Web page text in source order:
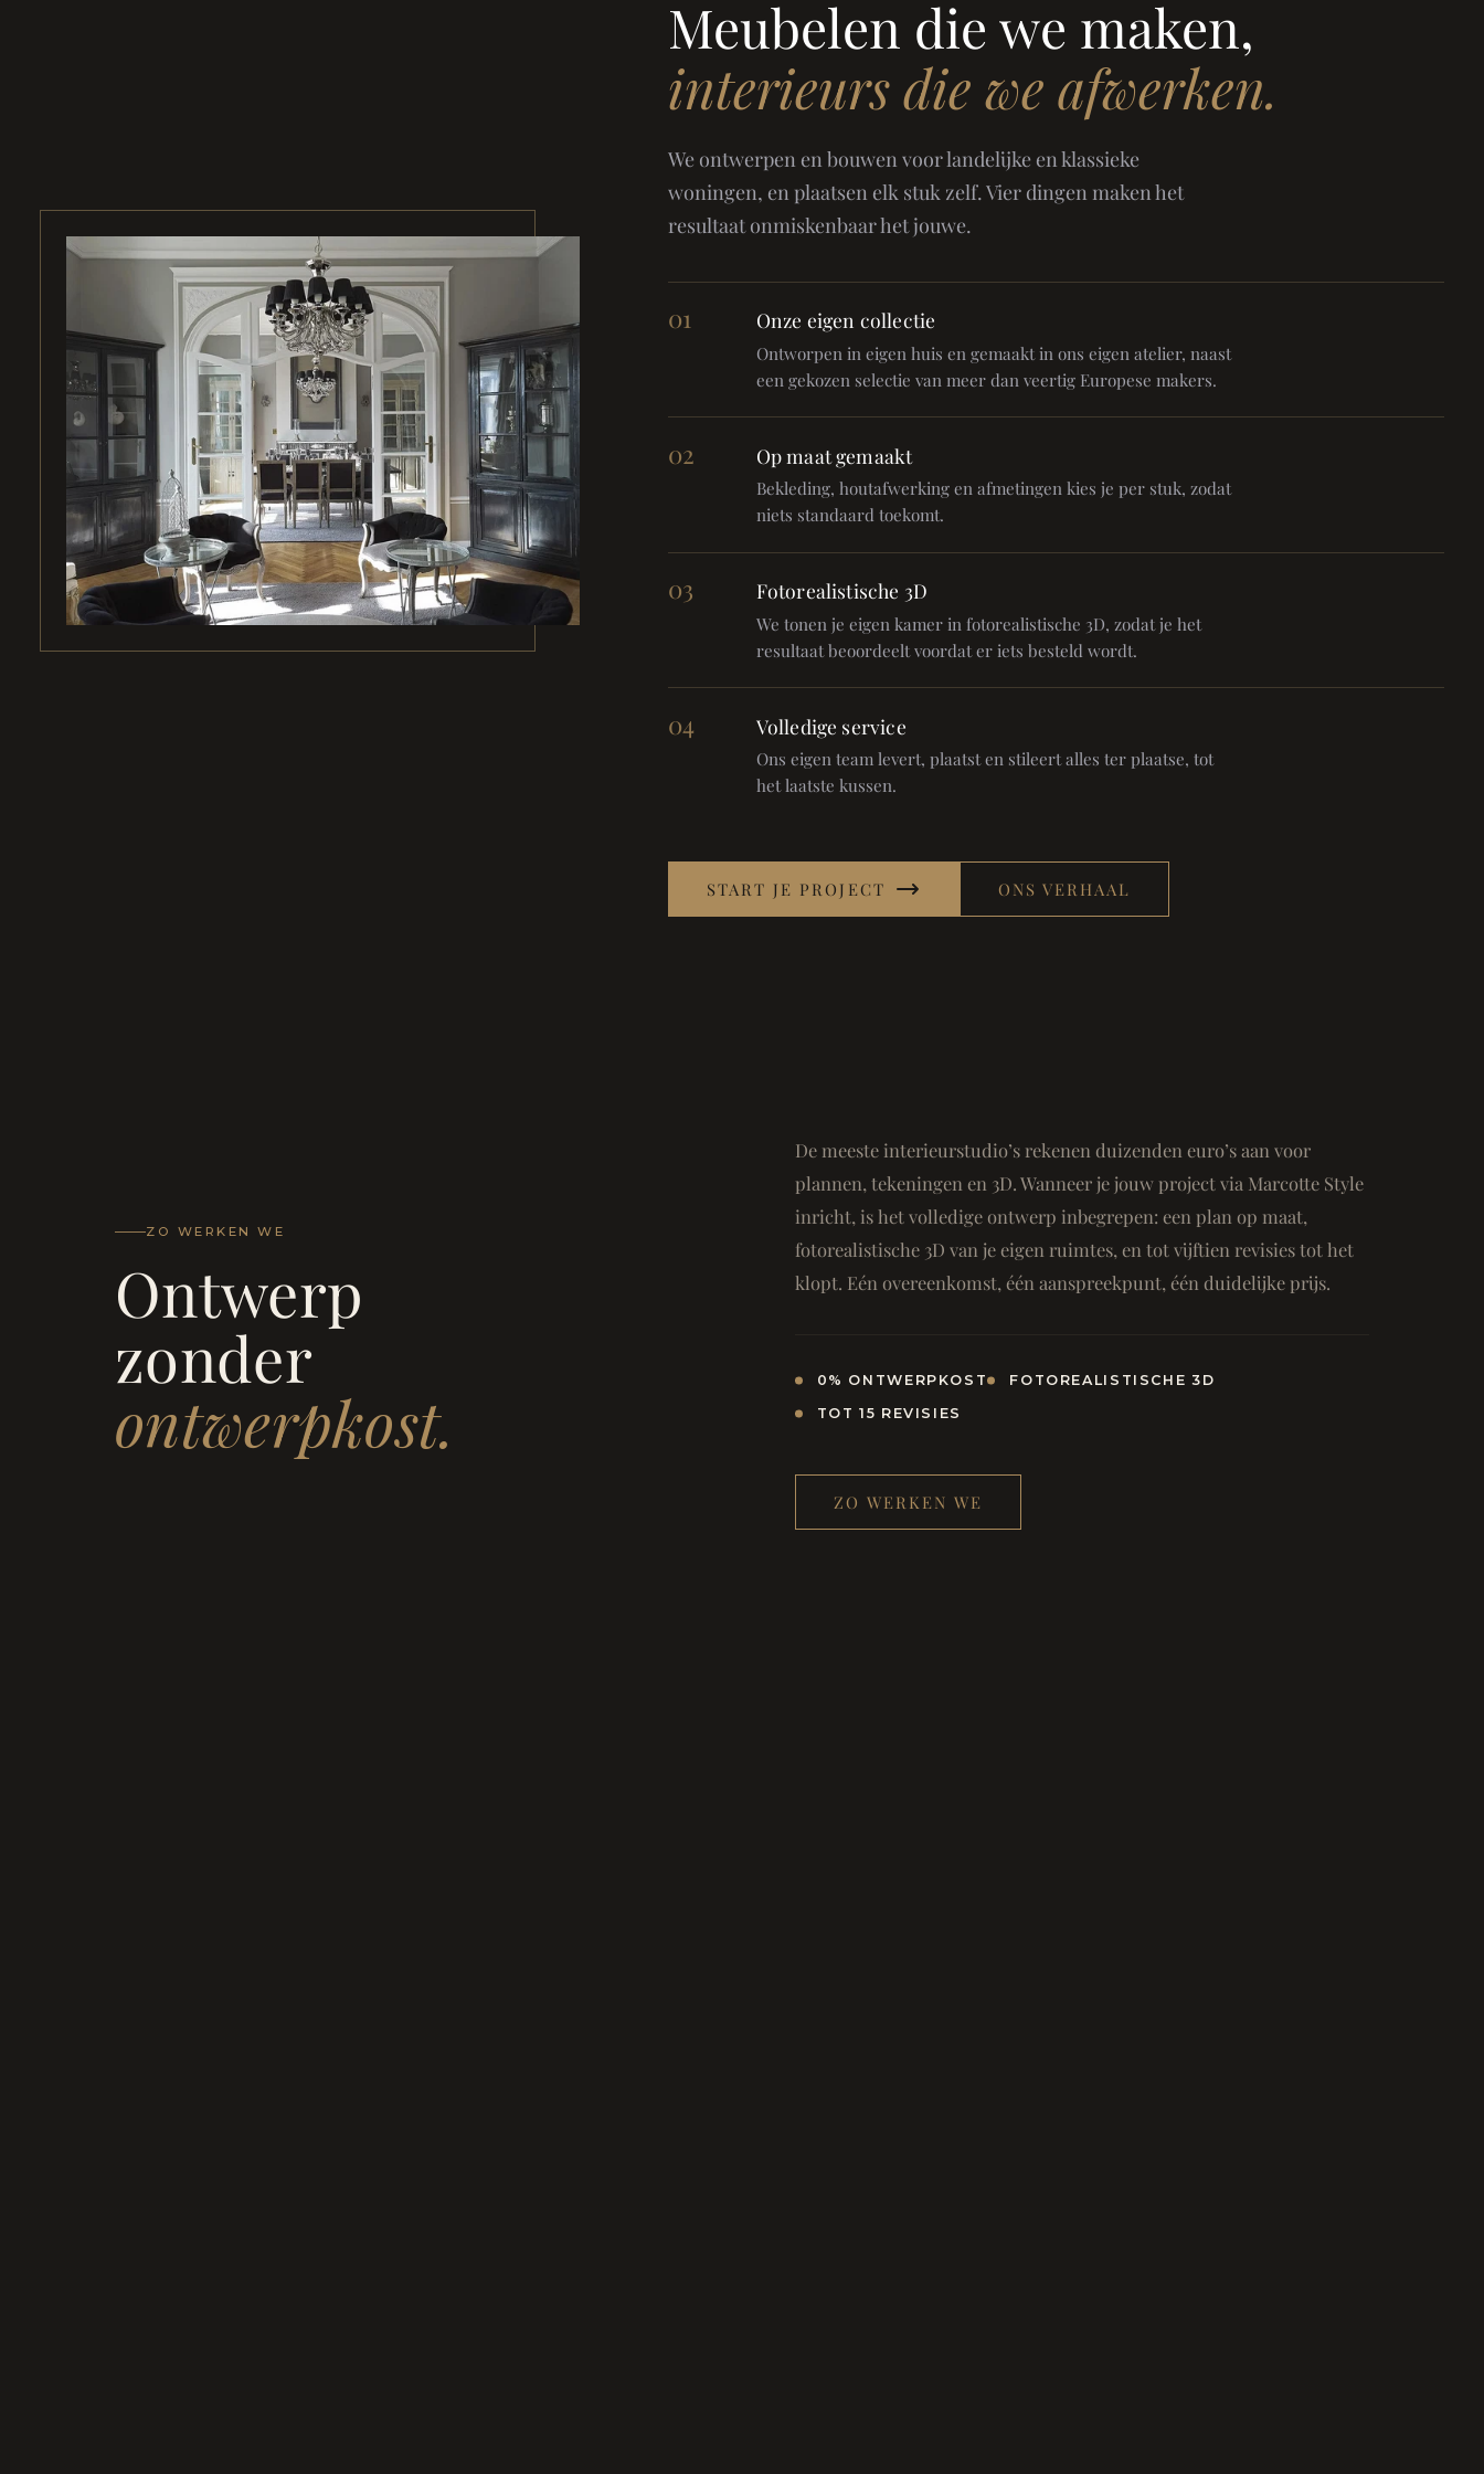
Meubelen die we maken,
interieurs die we afwerken.
We ontwerpen en bouwen voor landelijke en klassieke
woningen, en plaatsen elk stuk zelf. Vier dingen maken het
resultaat onmiskenbaar het jouwe.
01 Onze eigen collectie
Ontworpen in eigen huis en gemaakt in ons eigen atelier, naast
een gekozen selectie van meer dan veertig Europese makers.
02 Op maat gemaakt
Bekleding, houtafwerking en afmetingen kies je per stuk, zodat
niets standaard toekomt.
03 Fotorealistische 3D
We tonen je eigen kamer in fotorealistische 3D, zodat je het
resultaat beoordeelt voordat er iets besteld wordt.
04 Volledige service
Ons eigen team levert, plaatst en stileert alles ter plaatse, tot
het laatste kussen.
START JE PROJECT ONS VERHAAL
ZO WERKEN WE
Ontwerp
zonder
ontwerpkost.
De meeste interieurstudio’s rekenen duizenden euro’s aan voor
plannen, tekeningen en 3D. Wanneer je jouw project via Marcotte Style
inricht, is het volledige ontwerp inbegrepen: een plan op maat,
fotorealistische 3D van je eigen ruimtes, en tot vijftien revisies tot het
klopt. Eén overeenkomst, één aanspreekpunt, één duidelijke prijs.
0% ONTWERPKOST
FOTOREALISTISCHE 3D
TOT 15 REVISIES
ZO WERKEN WE